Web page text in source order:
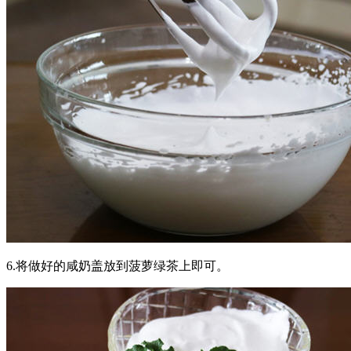
6.将做好的咸奶盖放到菠萝绿茶上即可。